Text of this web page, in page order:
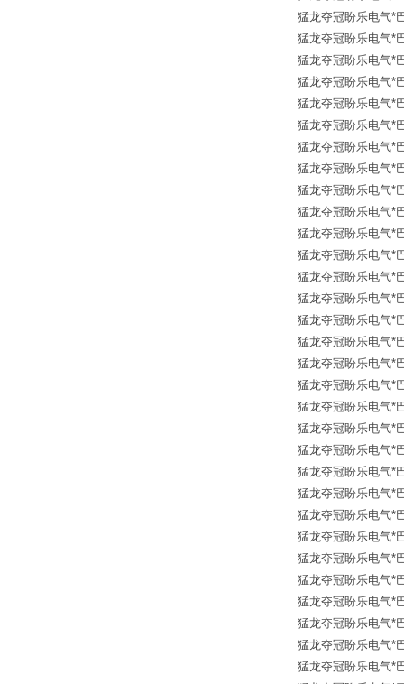
猛龙夺冠盼乐电气*
猛龙夺冠盼乐电气*
猛龙夺冠盼乐电气*
猛龙夺冠盼乐电气*
猛龙夺冠盼乐电气*
猛龙夺冠盼乐电气*
猛龙夺冠盼乐电气*
猛龙夺冠盼乐电气*
猛龙夺冠盼乐电气*
猛龙夺冠盼乐电气*
猛龙夺冠盼乐电气*
猛龙夺冠盼乐电气*
猛龙夺冠盼乐电气*
猛龙夺冠盼乐电气*
猛龙夺冠盼乐电气*
猛龙夺冠盼乐电气*
猛龙夺冠盼乐电气*
猛龙夺冠盼乐电气*
猛龙夺冠盼乐电气*
猛龙夺冠盼乐电气*
猛龙夺冠盼乐电气*
猛龙夺冠盼乐电气*
猛龙夺冠盼乐电气*
猛龙夺冠盼乐电气*
猛龙夺冠盼乐电气*
猛龙夺冠盼乐电气*
猛龙夺冠盼乐电气*
猛龙夺冠盼乐电气*
猛龙夺冠盼乐电气*
猛龙夺冠盼乐电气*
猛龙夺冠盼乐电气*